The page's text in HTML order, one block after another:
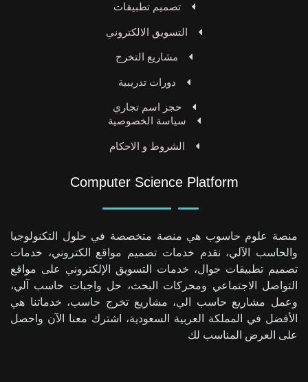
Computer Science Platform
منصة علوم حاسوب هي منصة متخصصة في حلول التكنولوجيا
والحاسب الآلي، نقدم خدمات تصميم مواقع الكتروني، خدمات
تصميم تطبيقات جوال، خدمات التسويق الإلكتروني على مواقع
التواصل الاجتماعي ومحركات البحث، حل واجبات حاسب آلي،
وعمل مشاريع حاسب الي، مشاريع تخرج حاسب، خدماتنا هي
الأفضل في المملكة العربية السعودية، اشترك معنا الآن واحصل
على العرض المناسب لك
تصميم تطبيقات
التسويق الالكتروني
مشاريع التخرج
دورات تدريبية
حجز اسم تجاري
سياسة الخصوصية
الشروط و الاحكام